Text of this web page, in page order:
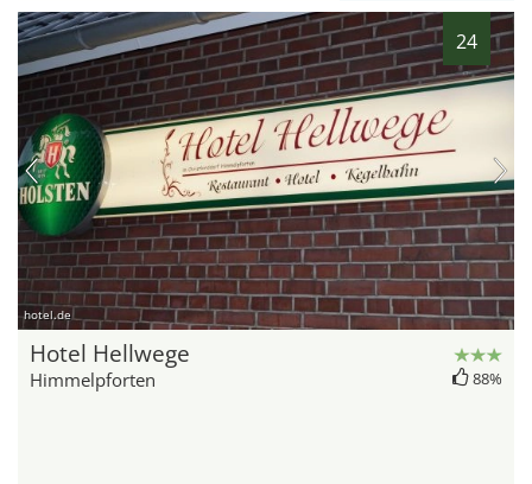
24
hotel.de
Hotel Hellwege
Himmelpforten 88%